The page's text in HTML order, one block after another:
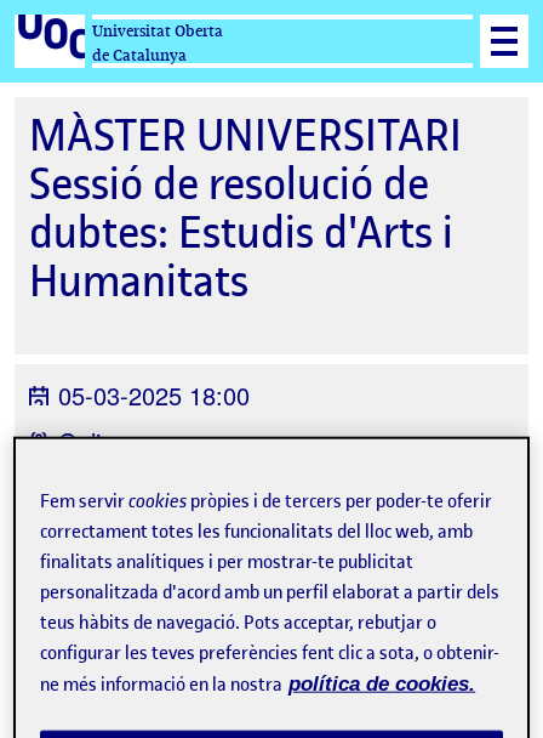
Universitat Oberta
de Catalunya
MÀSTER UNIVERSITARI
Sessió de resolució de
dubtes: Estudis d'Arts i
Humanitats
05-03-2025 18:00
Online
Organitzat per Estudis d'Arts i Humanitats
Tweet
La inscripció ha finalitzat.
Fem servircookies pròpies i de tercers per poder-te oferir
correctament totes les funcionalitats del lloc web, amb
finalitats analítiques i per mostrar-te publicitat
personalitzada d'acord amb un perfil elaborat a partir dels
teus hàbits de navegació. Pots acceptar, rebutjar o
configurar les teves preferències fent clic a sota, o obtenir-
ne més informació en la nostra política de cookies.